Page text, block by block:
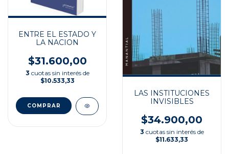
ENTRE EL ESTADO Y
LA NACION
$31.600,00
3 cuotas sin interés de
$10.533,33
LAS INSTITUCIONES
INVISIBLES
$34.900,00
3 cuotas sin interés de
$11.633,33